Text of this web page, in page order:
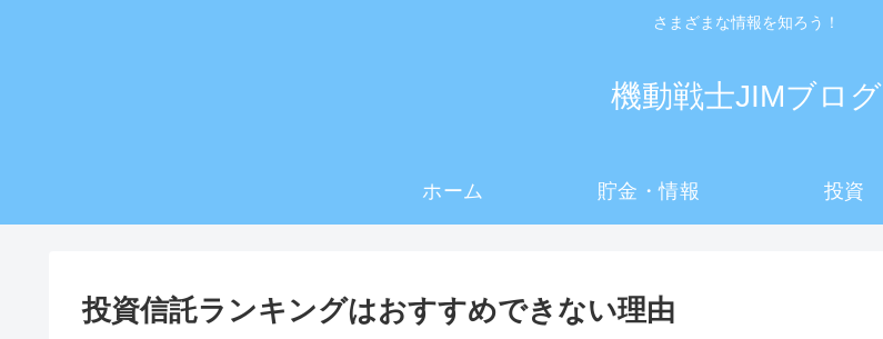
さまざまな情報を知ろう！
機動戦士JIMブログ
ホーム 貯金・情報 投資
投資信託ランキングはおすすめできない理由